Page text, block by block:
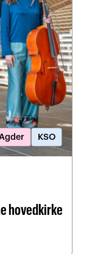
KSO
hovedkirke